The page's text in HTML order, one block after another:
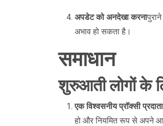
अपडेट को अनदेखा करना
अभाव हो सकता है।
समाधान
शुरुआती लोगों के
एक विश्वसनीय प्रॉक्सी
हो और नियमित रूप से अपने